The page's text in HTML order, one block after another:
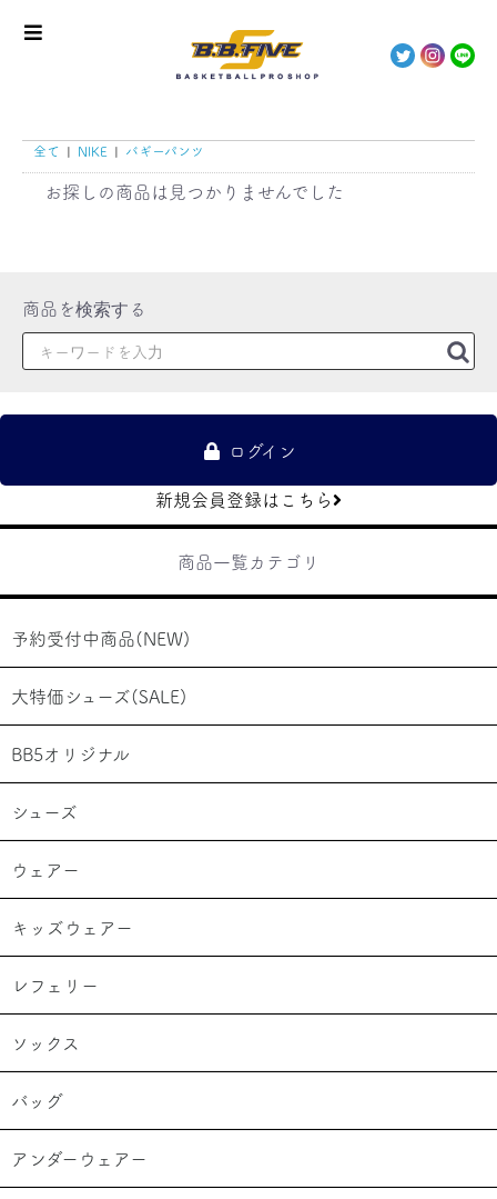
ログイン
新規会員登録はこちら
商品一覧カテゴリ
予約受付中商品(NEW)
大特価シューズ(SALE)
BB5オリジナル
シューズ
ウェアー
キッズウェアー
レフェリー
ソックス
バッグ
アンダーウェアー
全て | NIKE | バギーパンツ
お探しの商品は見つかりませんでした